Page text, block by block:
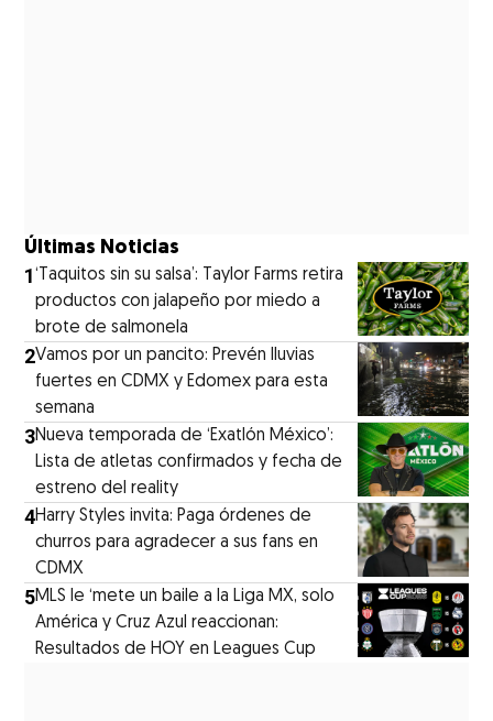
Últimas Noticias
1‘Taquitos sin su salsa’: Taylor Farms retira
productos con jalapeño por miedo a
brote de salmonela
2Vamos por un pancito: Prevén lluvias
fuertes en CDMX y Edomex para esta
semana
3Nueva temporada de ‘Exatlón México’:
Lista de atletas confirmados y fecha de
estreno del reality
4Harry Styles invita: Paga órdenes de
churros para agradecer a sus fans en
CDMX
5MLS le ‘mete un baile a la Liga MX, solo
América y Cruz Azul reaccionan:
Resultados de HOY en Leagues Cup